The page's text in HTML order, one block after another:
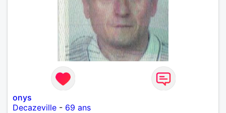
onys
Decazeville - 69 ans